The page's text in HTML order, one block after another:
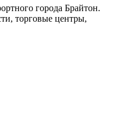
города Брайтон.
торговые центры,